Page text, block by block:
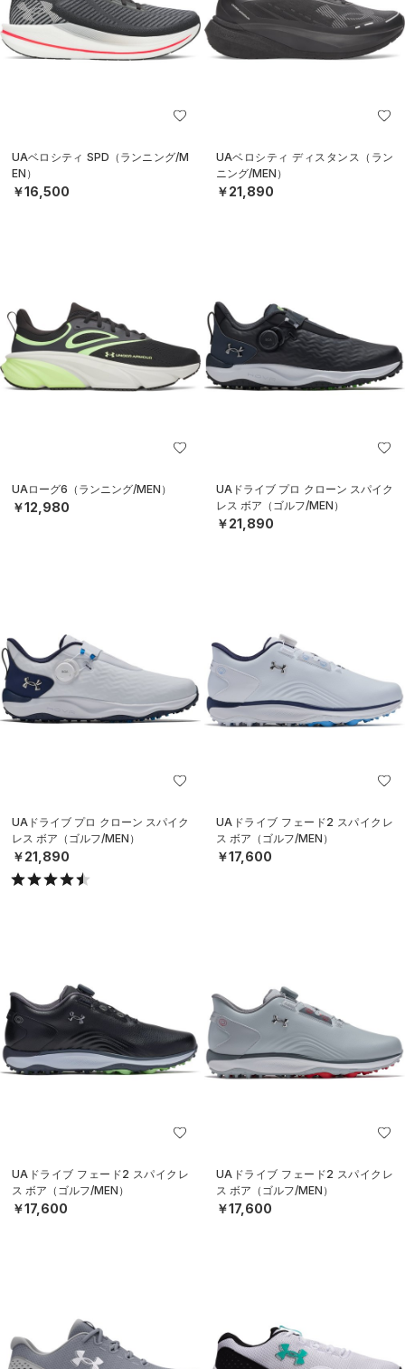
UAベロシティ SPD（ランニング/M
EN）
￥16,500
UAベロシティ ディスタンス（ラン
ニング/MEN）
￥21,890
UAローグ6（ランニング/MEN）
￥12,980
UAドライブ プロ クローン スパイク
レス ボア（ゴルフ/MEN）
￥21,890
UAドライブ プロ クローン スパイク
レス ボア（ゴルフ/MEN）
￥21,890
UAドライブ フェード2 スパイクレ
ス ボア（ゴルフ/MEN）
￥17,600
UAドライブ フェード2 スパイクレ
ス ボア（ゴルフ/MEN）
￥17,600
UAドライブ フェード2 スパイクレ
ス ボア（ゴルフ/MEN）
￥17,600